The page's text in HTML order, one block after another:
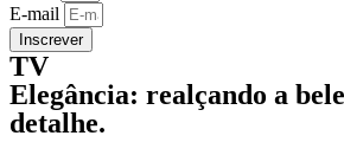
E-mail
Inscrever
TV
Elegância: realçando a
detalhe.